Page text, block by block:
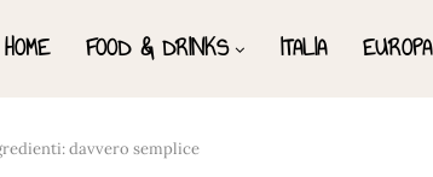
HOME FOOD & DRINKS ITALIA EUROPA
davvero semplice